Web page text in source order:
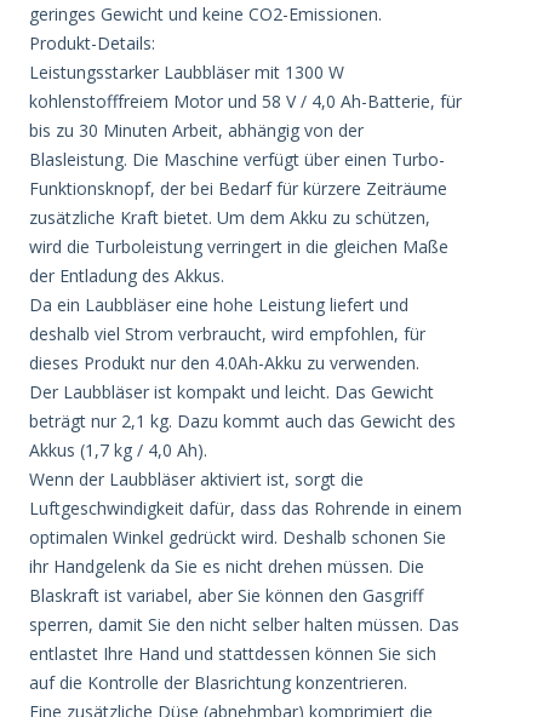
geringes Gewicht und keine CO2-Emissionen.
Produkt-Details:
Leistungsstarker Laubbläser mit 1300 W
kohlenstofffreiem Motor und 58 V / 4,0 Ah-Batterie, für
bis zu 30 Minuten Arbeit, abhängig von der
Blasleistung. Die Maschine verfügt über einen Turbo-
Funktionsknopf, der bei Bedarf für kürzere Zeiträume
zusätzliche Kraft bietet. Um dem Akku zu schützen,
wird die Turboleistung verringert in die gleichen Maße
der Entladung des Akkus.
Da ein Laubbläser eine hohe Leistung liefert und
deshalb viel Strom verbraucht, wird empfohlen, für
dieses Produkt nur den 4.0Ah-Akku zu verwenden.
Der Laubbläser ist kompakt und leicht. Das Gewicht
beträgt nur 2,1 kg. Dazu kommt auch das Gewicht des
Akkus (1,7 kg / 4,0 Ah).
Wenn der Laubbläser aktiviert ist, sorgt die
Luftgeschwindigkeit dafür, dass das Rohrende in einem
optimalen Winkel gedrückt wird. Deshalb schonen Sie
ihr Handgelenk da Sie es nicht drehen müssen. Die
Blaskraft ist variabel, aber Sie können den Gasgriff
sperren, damit Sie den nicht selber halten müssen. Das
entlastet Ihre Hand und stattdessen können Sie sich
auf die Kontrolle der Blasrichtung konzentrieren.
Eine zusätzliche Düse (abnehmbar) komprimiert die